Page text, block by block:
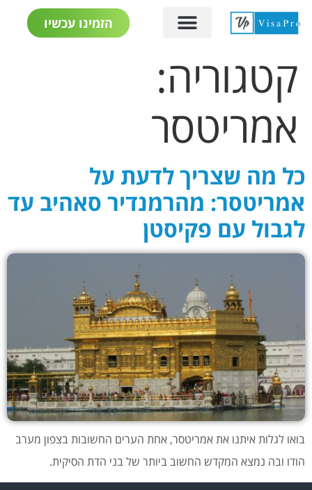
הזמינו עכשיו
קטגוריה:
אמריטסר
כל מה שצריך לדעת על
אמריטסר: מהרמנדיר סאהיב עד
לגבול עם פקיסטן
בואו לגלות איתנו את אמריטסר, אחת הערים החשובות בצפון מערב
הודו ובה נמצא המקדש החשוב ביותר של בני הדת הסיקית.